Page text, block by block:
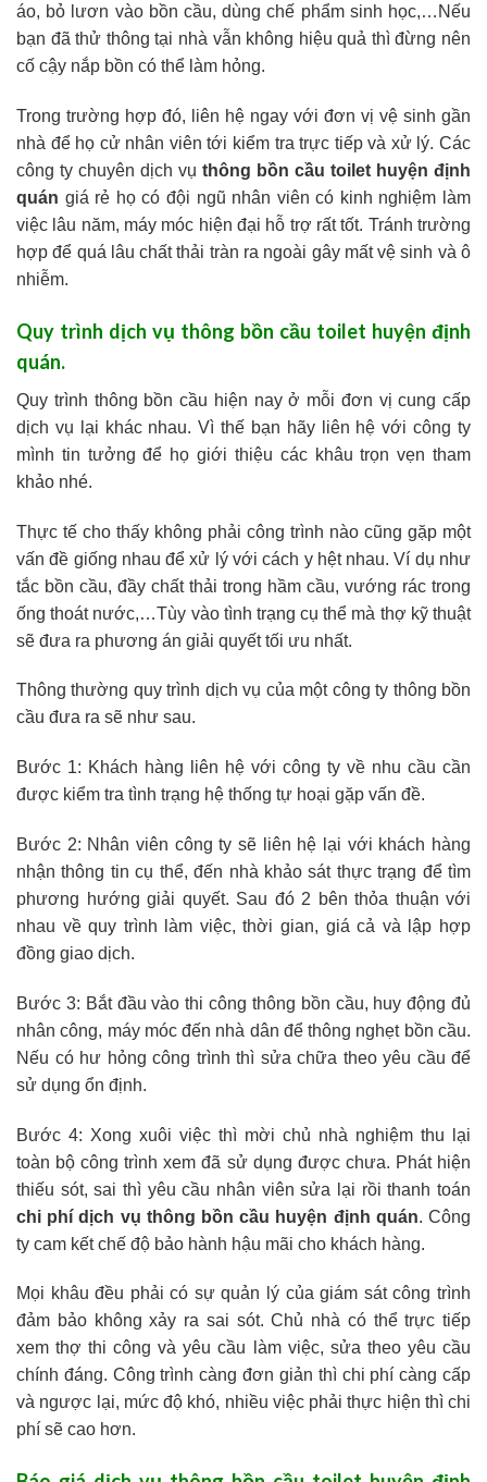
áo, bỏ lươn vào bồn cầu, dùng chế phẩm sinh học,…Nếu
bạn đã thử thông tại nhà vẫn không hiệu quả thì đừng nên
cố cậy nắp bồn có thể làm hỏng.
Trong trường hợp đó, liên hệ ngay với đơn vị vệ sinh gần
nhà để họ cử nhân viên tới kiểm tra trực tiếp và xử lý. Các
công ty chuyên dịch vụ thông bồn cầu toilet huyện định
quán giá rẻ họ có đội ngũ nhân viên có kinh nghiệm làm
việc lâu năm, máy móc hiện đại hỗ trợ rất tốt. Tránh trường
hợp để quá lâu chất thải tràn ra ngoài gây mất vệ sinh và ô
nhiễm.
Quy trình dịch vụ thông bồn cầu toilet huyện định
quán.
Quy trình thông bồn cầu hiện nay ở mỗi đơn vị cung cấp
dịch vụ lại khác nhau. Vì thế bạn hãy liên hệ với công ty
mình tin tưởng để họ giới thiệu các khâu trọn vẹn tham
khảo nhé.
Thực tế cho thấy không phải công trình nào cũng gặp một
vấn đề giống nhau để xử lý với cách y hệt nhau. Ví dụ như
tắc bồn cầu, đầy chất thải trong hầm cầu, vướng rác trong
ống thoát nước,…Tùy vào tình trạng cụ thể mà thợ kỹ thuật
sẽ đưa ra phương án giải quyết tối ưu nhất.
Thông thường quy trình dịch vụ của một công ty thông bồn
cầu đưa ra sẽ như sau.
Bước 1: Khách hàng liên hệ với công ty về nhu cầu cần
được kiểm tra tình trạng hệ thống tự hoại gặp vấn đề.
Bước 2: Nhân viên công ty sẽ liên hệ lại với khách hàng
nhận thông tin cụ thể, đến nhà khảo sát thực trạng để tìm
phương hướng giải quyết. Sau đó 2 bên thỏa thuận với
nhau về quy trình làm việc, thời gian, giá cả và lập hợp
đồng giao dịch.
Bước 3: Bắt đầu vào thi công thông bồn cầu, huy động đủ
nhân công, máy móc đến nhà dân để thông nghẹt bồn cầu.
Nếu có hư hỏng công trình thì sửa chữa theo yêu cầu để
sử dụng ổn định.
Bước 4: Xong xuôi việc thì mời chủ nhà nghiệm thu lại
toàn bộ công trình xem đã sử dụng được chưa. Phát hiện
thiếu sót, sai thì yêu cầu nhân viên sửa lại rồi thanh toán
chi phí dịch vụ thông bồn cầu huyện định quán. Công
ty cam kết chế độ bảo hành hậu mãi cho khách hàng.
Mọi khâu đều phải có sự quản lý của giám sát công trình
đảm bảo không xảy ra sai sót. Chủ nhà có thể trực tiếp
xem thợ thi công và yêu cầu làm việc, sửa theo yêu cầu
chính đáng. Công trình càng đơn giản thì chi phí càng cấp
và ngược lại, mức độ khó, nhiều việc phải thực hiện thì chi
phí sẽ cao hơn.